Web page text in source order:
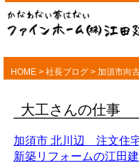
HOME > 社長ブログ > 加須市向
大工さんの仕事
加須市 北川辺 注文住
新築リフォームの江田建